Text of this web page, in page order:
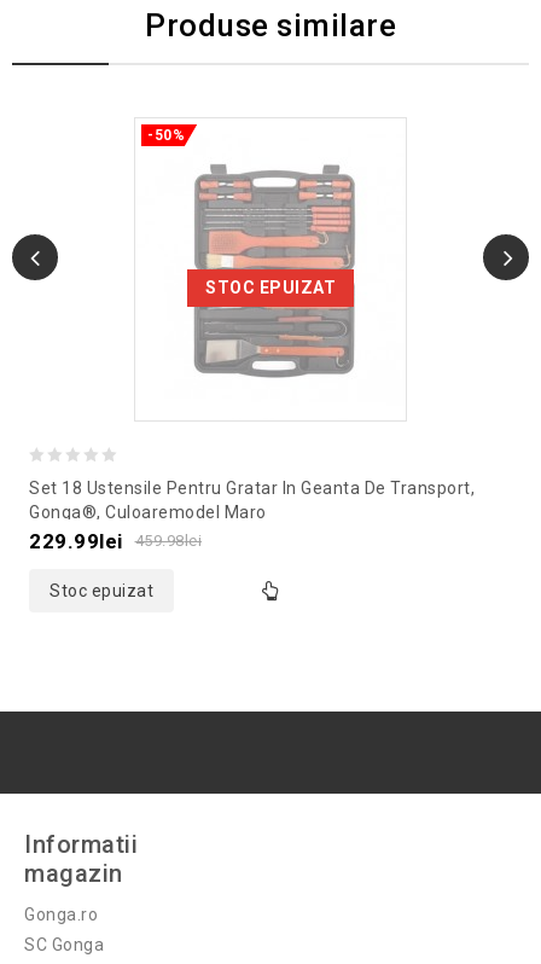
Produse similare
STOC EPUIZAT
-50%
out
of
Set 18 Ustensile Pentru Gratar In Geanta De Transport,
Gonga®, Culoaremodel Maro
459.98lei
229.99lei
Stoc epuizat
Informatii
magazin
Gonga.ro
SC Gonga